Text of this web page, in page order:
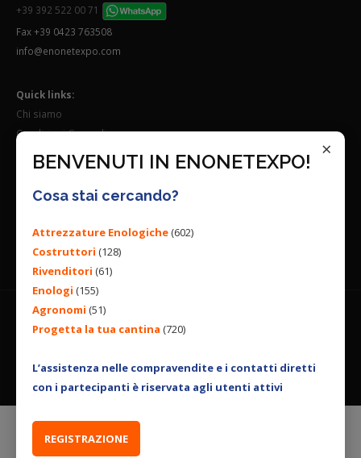
×
BENVENUTI IN ENONETEXPO!
Cosa stai cercando?
Attrezzature Enologiche(602)
Costruttori (128)
Rivenditori (61)
Enologi (155)
Agronomi (51)
Progetta la tua cantina (720)
L’assistenza nelle compravendite e i contatti diretti
con i partecipanti è riservata agli utenti attivi
REGISTRAZIONE
+39 392 522 00 71
Fax +39 0423 763508
info@enonetexpo.com
Quick links:
Chi siamo
Condizioni Generali
Lavora con noi
Seguici su:
© 2026 ENGINEERING BY